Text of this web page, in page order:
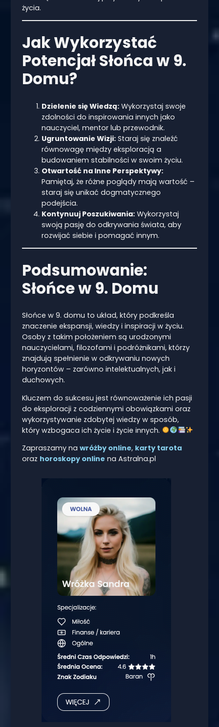
życia.
Jak Wykorzystać
Potencjał Słońca w 9.
Domu?
Dzielenie się Wiedzą:Wykorzystaj swoje
zdolności do inspirowania innych jako
nauczyciel, mentor lub przewodnik.
Ugruntowanie Wizji:Staraj się znaleźć
równowagę między eksploracją a
budowaniem stabilności w swoim życiu.
Otwartość na Inne Perspektywy:
Pamiętaj, że różne poglądy mają wartość –
staraj się unikać dogmatycznego
podejścia.
Kontynuuj Poszukiwania:Wykorzystaj
swoją pasję do odkrywania świata, aby
rozwijać siebie i pomagać innym.
Podsumowanie:
Słońce w 9. Domu
Słońce w 9. domu to układ, który podkreśla
znaczenie ekspansji, wiedzy i inspiracji w życiu.
Osoby z takim położeniem są urodzonymi
nauczycielami, filozofami i podróżnikami, którzy
znajdują spełnienie w odkrywaniu nowych
horyzontów – zarówno intelektualnych, jak i
duchowych.
Kluczem do sukcesu jest równoważenie ich pasji
do eksploracji z codziennymi obowiązkami oraz
wykorzystywanie zdobytej wiedzy w sposób,
który wzbogaca ich życie i życie innych.
Zapraszamy na wróżby online, karty tarota
oraz horoskopy online na Astralna.pl